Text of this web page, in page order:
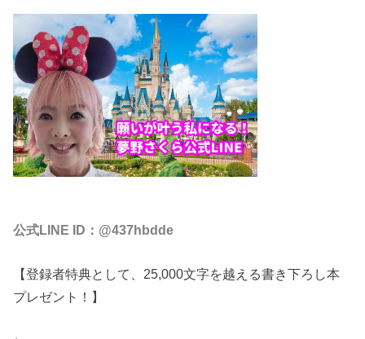
公式LINE ID：@437hbdde
【登録者特典として、25,000文字を越える書き下ろし本
プレゼント！】